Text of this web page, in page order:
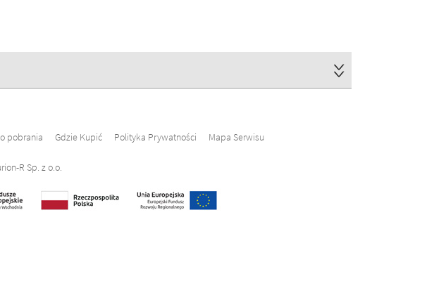
pobrania Gdzie Kupić Polityka Prywatności Mapa Serwisu
R Sp. z o.o.